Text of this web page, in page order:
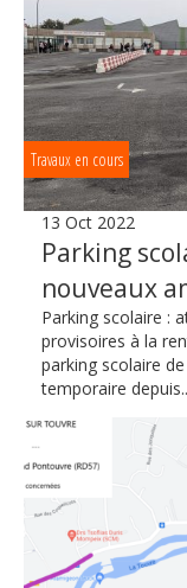
Travaux en cours
13 Oct 2022
Parking
nouveaux
Parking scolaire :
provisoires à la
parking scolaire
temporaire